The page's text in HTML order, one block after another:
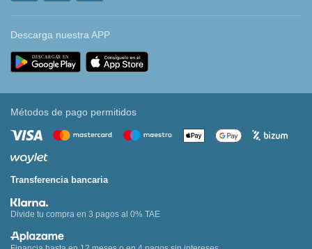
Descarga nuestra APP
Métodos de pago permitidos
Transferencia bancaria
Divide tu compra en 3 pagos al 0% TAE